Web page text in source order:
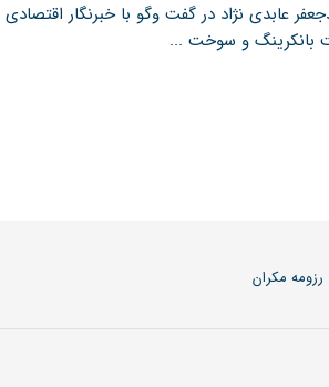
عابدی نژاد در گفت وگو با خبرنگار اقتصادی
بانکرینگ و سوخت ...
رزومه مکران